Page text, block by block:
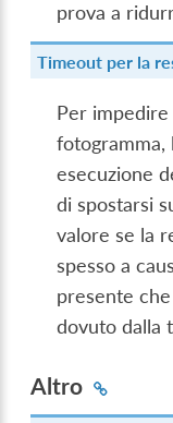
prova a
Timeout per la
Per
fotogramma,
esecuzione
di spostarsi
valore se la
spesso a
presente
dovuto dalla
Altro